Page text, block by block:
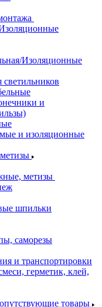
Изоляционные
светильников
и
и изоляционные
метизы
шпильки
саморезы
и транспортировки
герметик, клей,
товары